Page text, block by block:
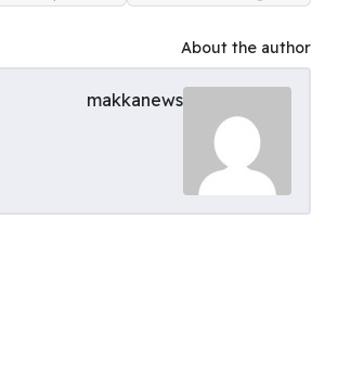
About the author
makkanews